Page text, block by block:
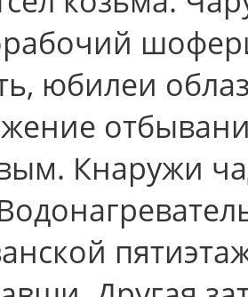
юбилеи
Кнаружи